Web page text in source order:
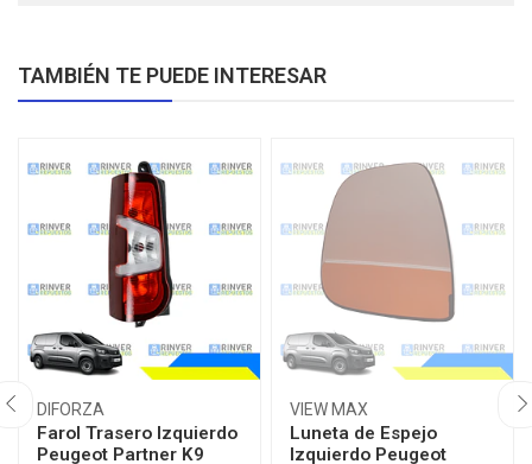
TAMBIÉN TE PUEDE INTERESAR
DIFORZA
Farol Trasero Izquierdo
Peugeot Partner K9
VIEW MAX
Luneta de Espejo
Izquierdo Peugeot